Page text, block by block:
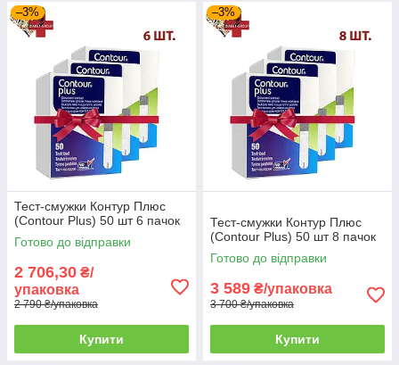
–3%
Тест-смужки Контур Плюс
(Contour Plus) 50 шт 6 пачок
Готово до відправки
2 706,30 ₴/
упаковка
2 790 ₴/упаковка
Купити
–3%
Тест-смужки Контур Плюс
(Contour Plus) 50 шт 8 пачок
Готово до відправки
3 589 ₴/упаковка
3 700 ₴/упаковка
Купити